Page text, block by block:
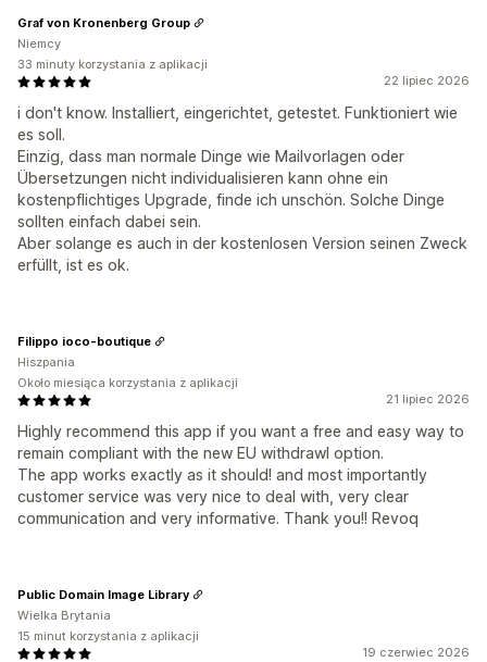
22 lipiec 2026
i don't know. Installiert, eingerichtet, getestet. Funktioniert wie
es soll.
Einzig, dass man normale Dinge wie Mailvorlagen oder
Übersetzungen nicht individualisieren kann ohne ein
kostenpflichtiges Upgrade, finde ich unschön. Solche Dinge
sollten einfach dabei sein.
Aber solange es auch in der kostenlosen Version seinen Zweck
erfüllt, ist es ok.
Graf von Kronenberg Group
Niemcy
33 minuty korzystania z aplikacji
21 lipiec 2026
Highly recommend this app if you want a free and easy way to
remain compliant with the new EU withdrawl option.
The app works exactly as it should! and most importantly
customer service was very nice to deal with, very clear
communication and very informative. Thank you!! Revoq
Filippo ioco-boutique
Hiszpania
Około miesiąca korzystania z aplikacji
19 czerwiec 2026
Public Domain Image Library
Wielka Brytania
15 minut korzystania z aplikacji